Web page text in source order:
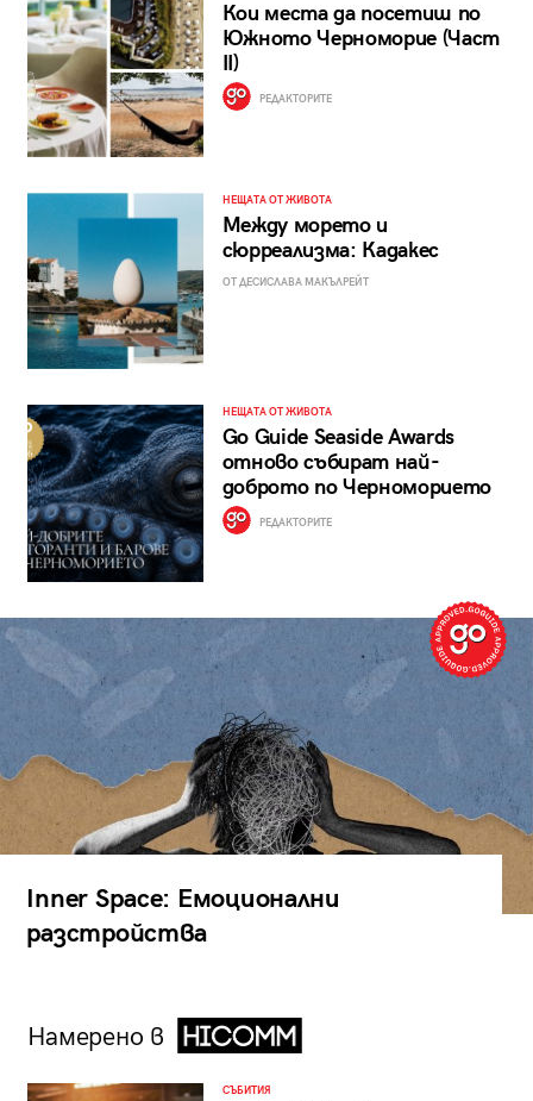
Кои места да посетиш по
Южното Черноморие (Част
II)
РЕДАКТОРИТЕ
НЕЩАТА ОТ ЖИВОТА
Между морето и
сюрреализма: Кадакес
ОТ ДЕСИСЛАВА МАКЪЛРЕЙТ
НЕЩАТА ОТ ЖИВОТА
Go Guide Seaside Awards
отново събират най-
доброто по Черноморието
РЕДАКТОРИТЕ
Inner Space: Емоционални
разстройства
Намерено в
СЪБИТИЯ